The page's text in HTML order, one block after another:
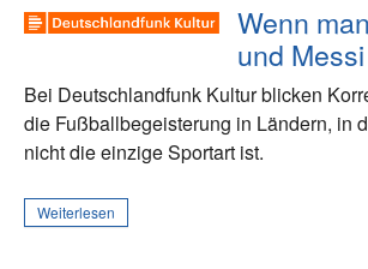
Wenn
und
Bei Deutschlandfunk Kultur blicken
die Fußballbegeisterung in Ländern, in
nicht die einzige Sportart ist.
Weiterlesen